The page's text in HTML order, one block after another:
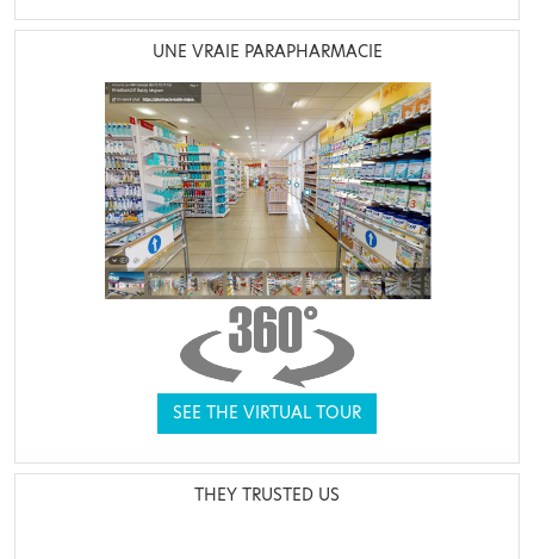
UNE VRAIE PARAPHARMACIE
SEE THE VIRTUAL TOUR
THEY TRUSTED US